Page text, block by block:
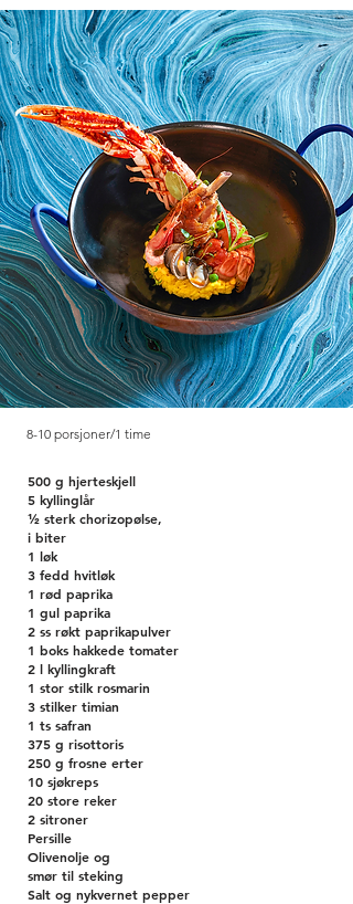
8-10 porsjoner/1 time
500 g hjerteskjell
5 kyllinglår
½ sterk chorizopølse,
i biter
1 løk
3 fedd hvitløk
1 rød paprika
1 gul paprika
2 ss røkt paprikapulver
1 boks hakkede tomater
2 l kyllingkraft
1 stor stilk rosmarin
3 stilker timian
1 ts safran
375 g risottoris
250 g frosne erter
10 sjøkreps
20 store reker
2 sitroner
Persille
Olivenolje og
smør til steking
Salt og nykvernet pepper